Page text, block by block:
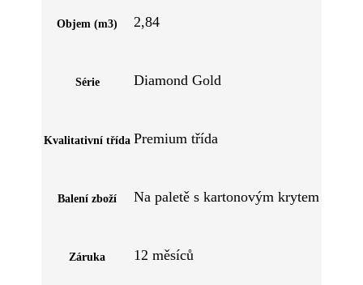
Objem (m3) 2,84
Série Diamond Gold
Kvalitativní třída Premium třída
Balení zboží Na paletě s kartonovým krytem
Záruka 12 měsíců